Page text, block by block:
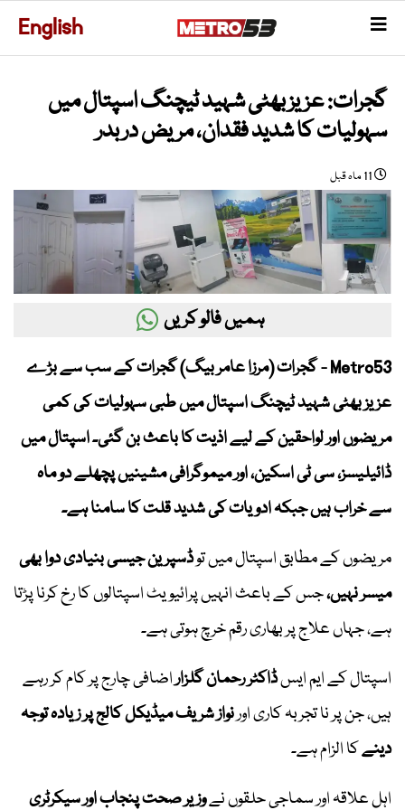
English
گجرات: عزیز بھٹی شہید ٹیچنگ اسپتال میں
سہولیات کا شدید فقدان، مریض در بدر
11 ماہ قبل
ہمیں فالو کریں
Metro53 - گجرات (مرزا عامر بیگ) گجرات کے سب سے بڑے
عزیز بھٹی شہید ٹیچنگ اسپتال میں طبی سہولیات کی کمی
مریضوں اور لواحقین کے لیے اذیت کا باعث بن گئی۔ اسپتال میں
ڈائیلیسز، سی ٹی اسکین، اور میموگرافی مشینیں پچھلے دو ماہ
سے خراب ہیں جبکہ ادویات کی شدید قلت کا سامنا ہے۔
مریضوں کے مطابق اسپتال میں توڈسپرین جیسی بنیادی دوا بھی
میسر نہیں،جس کے باعث انہیں پرائیویٹ اسپتالوں کا رخ کرنا پڑتا
ہے، جہاں علاج پر بھاری رقم خرچ ہوتی ہے۔
اسپتال کے ایم ایسڈاکٹر رحمان گلزاراضافی چارج پر کام کر رہے
ہیں، جن پر نا تجربہ کاری اورنواز شریف میڈیکل کالج پر زیادہ توجہ
دینےکا الزام ہے۔
اہل علاقہ اور سماجی حلقوں نےوزیر صحت پنجاب اور سیکرٹری